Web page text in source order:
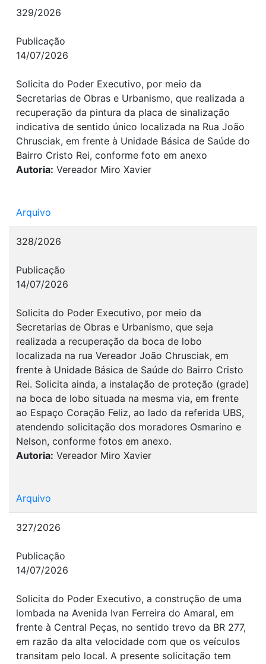
329/2026
Publicação
14/07/2026
Solicita do Poder Executivo, por meio da
Secretarias de Obras e Urbanismo, que realizada a
recuperação da pintura da placa de sinalização
indicativa de sentido único localizada na Rua João
Chrusciak, em frente à Unidade Básica de Saúde do
Bairro Cristo Rei, conforme foto em anexo
Autoria: Vereador Miro Xavier
Arquivo
328/2026
Publicação
14/07/2026
Solicita do Poder Executivo, por meio da
Secretarias de Obras e Urbanismo, que seja
realizada a recuperação da boca de lobo
localizada na rua Vereador João Chrusciak, em
frente à Unidade Básica de Saúde do Bairro Cristo
Rei. Solicita ainda, a instalação de proteção (grade)
na boca de lobo situada na mesma via, em frente
ao Espaço Coração Feliz, ao lado da referida UBS,
atendendo solicitação dos moradores Osmarino e
Nelson, conforme fotos em anexo.
Autoria: Vereador Miro Xavier
Arquivo
327/2026
Publicação
14/07/2026
Solicita do Poder Executivo, a construção de uma
lombada na Avenida Ivan Ferreira do Amaral, em
frente à Central Peças, no sentido trevo da BR 277,
em razão da alta velocidade com que os veículos
transitam pelo local. A presente solicitação tem